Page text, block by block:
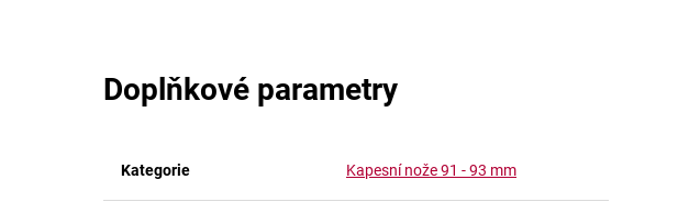
Doplňkové parametry
Kategorie Kapesní nože 91 - 93 mm